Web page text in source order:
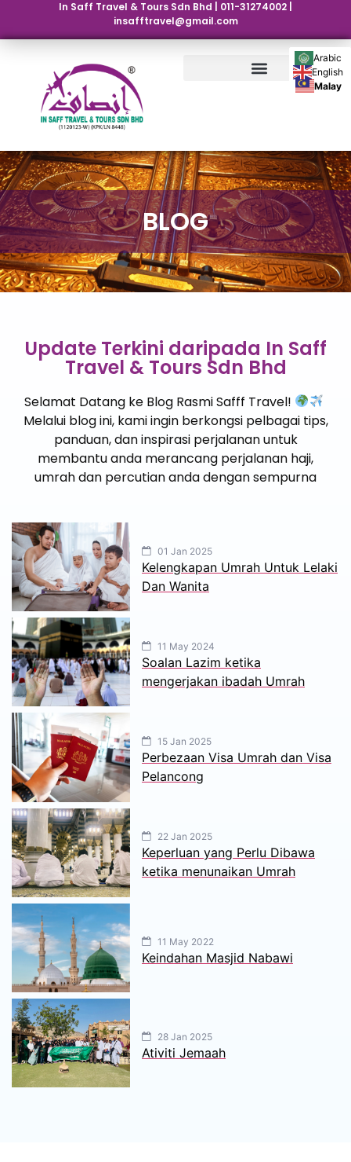
In Saff Travel & Tours Sdn Bhd | 011-31274002 |
insafftravel@gmail.com
BLOG
Update Terkini daripada In Saff
Travel & Tours Sdn Bhd
Selamat Datang ke Blog Rasmi Safff Travel!
Melalui blog ini, kami ingin berkongsi pelbagai tips,
panduan, dan inspirasi perjalanan untuk
membantu anda merancang perjalanan haji,
umrah dan percutian anda dengan sempurna
01 Jan 2025
Kelengkapan Umrah Untuk Lelaki
Dan Wanita
11 May 2024
Soalan Lazim ketika
mengerjakan ibadah Umrah
15 Jan 2025
Perbezaan Visa Umrah dan Visa
Pelancong
22 Jan 2025
Keperluan yang Perlu Dibawa
ketika menunaikan Umrah
11 May 2022
Keindahan Masjid Nabawi
28 Jan 2025
Ativiti Jemaah
Arabic
English
Malay